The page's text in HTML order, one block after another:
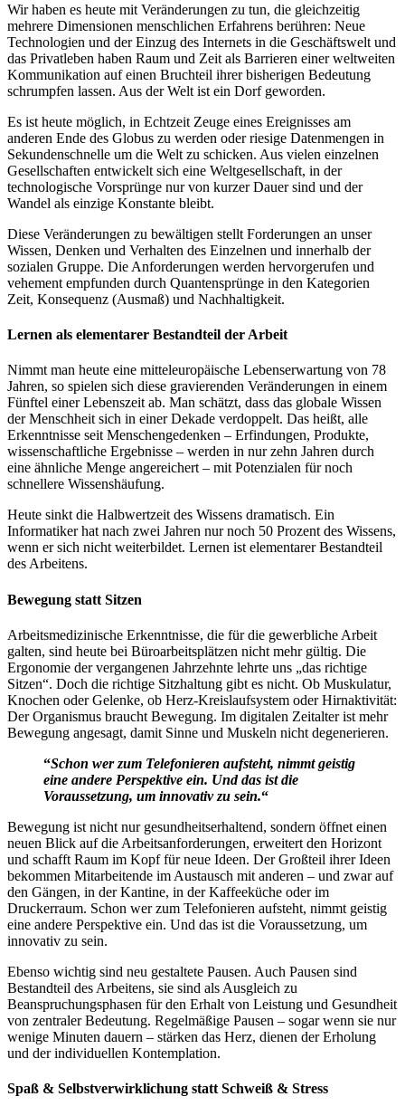
Wir haben es heute mit Veränderungen zu tun, die gleichzeitig
mehrere Dimensionen menschlichen Erfahrens berühren: Neue
Technologien und der Einzug des Internets in die Geschäftswelt und
das Privatleben haben Raum und Zeit als Barrieren einer weltweiten
Kommunikation auf einen Bruchteil ihrer bisherigen Bedeutung
schrumpfen lassen. Aus der Welt ist ein Dorf geworden.
Es ist heute möglich, in Echtzeit Zeuge eines Ereignisses am
anderen Ende des Globus zu werden oder riesige Datenmengen in
Sekundenschnelle um die Welt zu schicken. Aus vielen einzelnen
Gesellschaften entwickelt sich eine Weltgesellschaft, in der
technologische Vorsprünge nur von kurzer Dauer sind und der
Wandel als einzige Konstante bleibt.
Diese Veränderungen zu bewältigen stellt Forderungen an unser
Wissen, Denken und Verhalten des Einzelnen und innerhalb der
sozialen Gruppe. Die Anforderungen werden hervorgerufen und
vehement empfunden durch Quantensprünge in den Kategorien
Zeit, Konsequenz (Ausmaß) und Nachhaltigkeit.
Lernen als elementarer Bestandteil der Arbeit
Nimmt man heute eine mitteleuropäische Lebenserwartung von 78
Jahren, so spielen sich diese gravierenden Veränderungen in einem
Fünftel einer Lebenszeit ab. Man schätzt, dass das globale Wissen
der Menschheit sich in einer Dekade verdoppelt. Das heißt, alle
Erkenntnisse seit Menschengedenken – Erfindungen, Produkte,
wissenschaftliche Ergebnisse – werden in nur zehn Jahren durch
eine ähnliche Menge angereichert – mit Potenzialen für noch
schnellere Wissenshäufung.
Heute sinkt die Halbwertzeit des Wissens dramatisch. Ein
Informatiker hat nach zwei Jahren nur noch 50 Prozent des Wissens,
wenn er sich nicht weiterbildet. Lernen ist elementarer Bestandteil
des Arbeitens.
Bewegung statt Sitzen
Arbeitsmedizinische Erkenntnisse, die für die gewerbliche Arbeit
galten, sind heute bei Büroarbeitsplätzen nicht mehr gültig. Die
Ergonomie der vergangenen Jahrzehnte lehrte uns „das richtige
Sitzen“. Doch die richtige Sitzhaltung gibt es nicht. Ob Muskulatur,
Knochen oder Gelenke, ob Herz-Kreislaufsystem oder Hirnaktivität:
Der Organismus braucht Bewegung. Im digitalen Zeitalter ist mehr
Bewegung angesagt, damit Sinne und Muskeln nicht degenerieren.
“Schon wer zum Telefonieren aufsteht, nimmt geistig
eine andere Perspektive ein. Und das ist die
Voraussetzung, um innovativ zu sein.“
Bewegung ist nicht nur gesundheitserhaltend, sondern öffnet einen
neuen Blick auf die Arbeitsanforderungen, erweitert den Horizont
und schafft Raum im Kopf für neue Ideen. Der Großteil ihrer Ideen
bekommen Mitarbeitende im Austausch mit anderen – und zwar auf
den Gängen, in der Kantine, in der Kaffeeküche oder im
Druckerraum. Schon wer zum Telefonieren aufsteht, nimmt geistig
eine andere Perspektive ein. Und das ist die Voraussetzung, um
innovativ zu sein.
Ebenso wichtig sind neu gestaltete Pausen. Auch Pausen sind
Bestandteil des Arbeitens, sie sind als Ausgleich zu
Beanspruchungsphasen für den Erhalt von Leistung und Gesundheit
von zentraler Bedeutung. Regelmäßige Pausen – sogar wenn sie nur
wenige Minuten dauern – stärken das Herz, dienen der Erholung
und der individuellen Kontemplation.
Spaß & Selbstverwirklichung statt Schweiß & Stress